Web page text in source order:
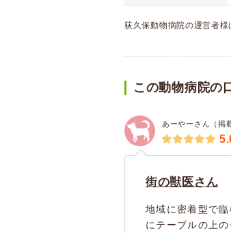
荻久保動物病院の運営者様
この動物病院の
あーやーさん（掲
街の獣医さん
地域に密着型で
にテーブルの上